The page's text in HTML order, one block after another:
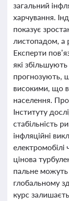
загальний
харчування.
показує
листопадом, а
Експерти
які
прогнозують,
високими, що
населення.
Інституту
стабільність
інфляційні
цінова
пальне можуть
глобальному
курс